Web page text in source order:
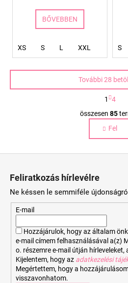
BŐVEBBEN
XS S L XXL S
L
i
s
t
a
n
y
t
á
s
e
l
További 28
L
a
p
o
z
á
1
4
összesen 85
Fel
Feliratkozás hírlevélre
Ne késsen le semmiféle
E-mail
Hozzájárulok, hogy az általam
e-mail címem felhasználásával a(z)
o. részemre e-mail útján
Kijelentem, hogy az adatkezelési
Megértettem, hogy a
visszavonhatom.